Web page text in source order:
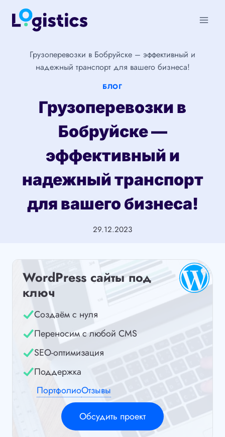
Перейти
Грузоперевозки в Бобруйске – эффективный и
надежный транспорт для вашего бизнеса!
БЛОГ
Грузоперевозки в
Бобруйске —
эффективный и
надежный транспорт
для вашего бизнеса!
29.12.2023
WordPress сайты под
ключ
Создаём с нуля
Переносим с любой CMS
SEO-оптимизация
Поддержка
ПортфолиоОтзывы
Обсудить проект